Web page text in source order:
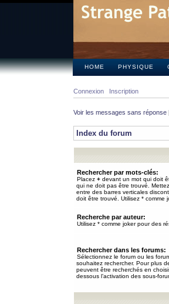
HOME PHYSIQUE
Connexion Inscription
Voir les messages sans réponse
Index du forum
Rechercher par mots-clés:
Placez + devant un mot qui doit
qui ne doit pas être trouvé.
entre des barres verticales
doit être trouvé. Utilisez * comme
Recherche par auteur:
Utilisez * comme joker pour des
Rechercher dans les forums:
Sélectionnez le forum ou les
souhaitez rechercher. Pour plus
peuvent être recherchés en
dessous l’activation des sous-